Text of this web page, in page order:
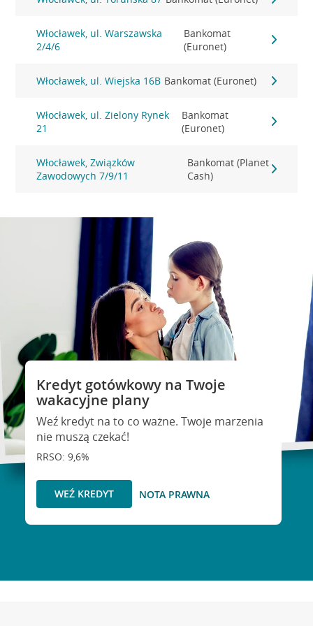
Włocławek, ul. Warszawska
2/4/6
Bankomat
(Euronet)
Włocławek, ul. Wiejska 16B Bankomat (Euronet)
Włocławek, ul. Zielony Rynek
21
Bankomat
(Euronet)
Włocławek, Związków
Zawodowych 7/9/11
Bankomat (Planet
Cash)
Kredyt gotówkowy na Twoje
wakacyjne plany
Weź kredyt na to co ważne. Twoje marzenia
nie muszą czekać!
RRSO: 9,6%
WEŹ KREDYT NOTA PRAWNA